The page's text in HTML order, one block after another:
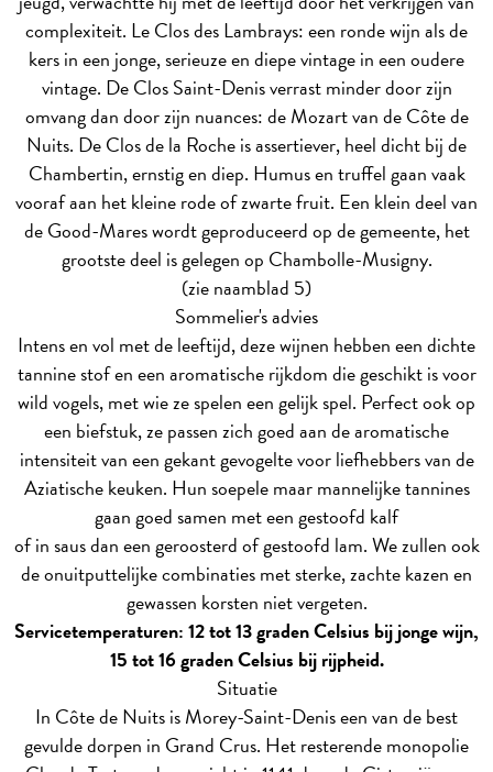
complexiteit. Le Clos des Lambrays: een ronde wijn als de
kers in een jonge, serieuze en diepe vintage in een oudere
vintage. De Clos Saint-Denis verrast minder door zijn
omvang dan door zijn nuances: de Mozart van de Côte de
Nuits. De Clos de la Roche is assertiever, heel dicht bij de
Chambertin, ernstig en diep. Humus en truffel gaan vaak
vooraf aan het kleine rode of zwarte fruit. Een klein deel van
de Good-Mares wordt geproduceerd op de gemeente, het
grootste deel is gelegen op Chambolle-Musigny.
(zie naamblad 5)
Sommelier's advies
Intens en vol met de leeftijd, deze wijnen hebben een dichte
tannine stof en een aromatische rijkdom die geschikt is voor
wild vogels, met wie ze spelen een gelijk spel. Perfect ook op
een biefstuk, ze passen zich goed aan de aromatische
intensiteit van een gekant gevogelte voor liefhebbers van de
Aziatische keuken. Hun soepele maar mannelijke tannines
gaan goed samen met een gestoofd kalf
of in saus dan een geroosterd of gestoofd lam. We zullen ook
de onuitputtelijke combinaties met sterke, zachte kazen en
gewassen korsten niet vergeten.
Servicetemperaturen: 12 tot 13 graden Celsius bij jonge wijn,
15 tot 16 graden Celsius bij rijpheid.
Situatie
In Côte de Nuits is Morey-Saint-Denis een van de best
gevulde dorpen in Grand Crus. Het resterende monopolie